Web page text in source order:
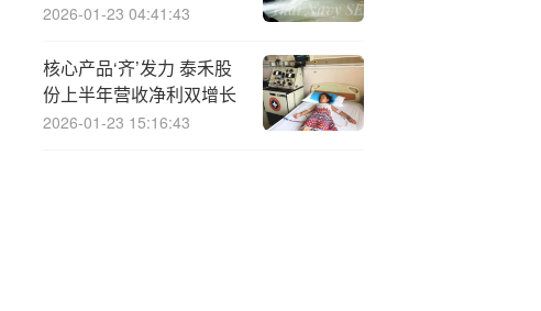
2026-01-23 04:41:43
核心产品‘齐’发力 泰禾股
份上半年营收净利双增长
2026-01-23 15:16:43